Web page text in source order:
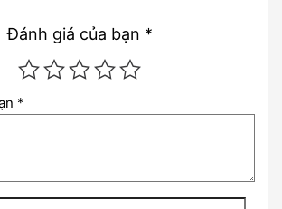
Đánh giá của bạn *
*